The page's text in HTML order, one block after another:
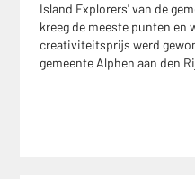
Island Explorers' van de
kreeg de meeste punten en
creativiteitsprijs werd
gemeente Alphen aan den